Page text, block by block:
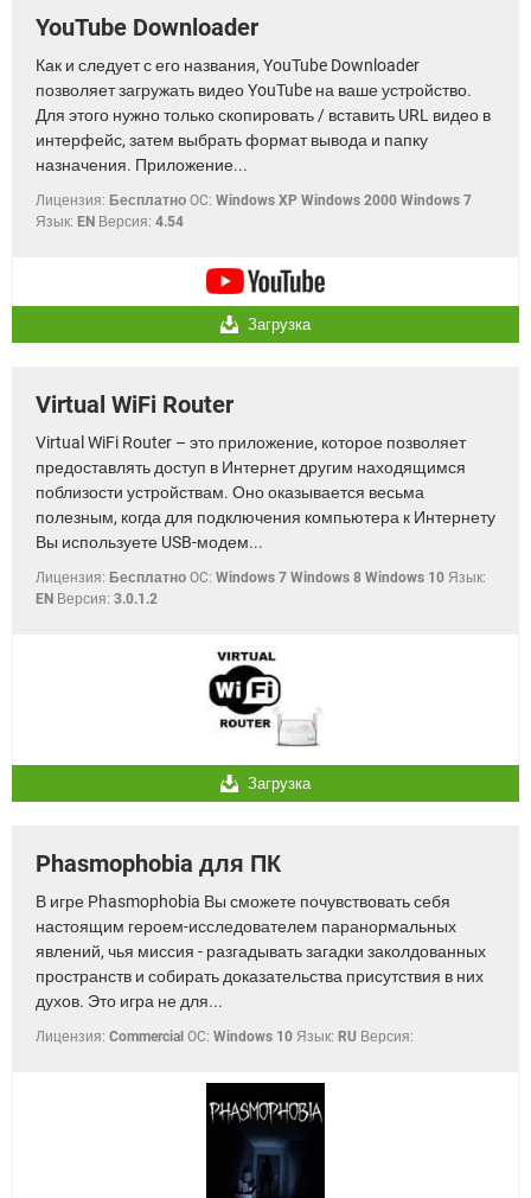
YouTube Downloader
Как и следует с его названия, YouTube Downloader
позволяет загружать видео YouTube на ваше устройство.
Для этого нужно только скопировать / вставить URL видео в
интерфейс, затем выбрать формат вывода и папку
назначения. Приложение...
Лицензия: Бесплатно OC: Windows XP Windows 2000 Windows 7
Язык: EN Версия: 4.54
Загрузка
Virtual WiFi Router
Virtual WiFi Router – это приложение, которое позволяет
предоставлять доступ в Интернет другим находящимся
поблизости устройствам. Оно оказывается весьма
полезным, когда для подключения компьютера к Интернету
Вы используете USB-модем...
Лицензия: Бесплатно OC: Windows 7 Windows 8 Windows 10 Язык:
EN Версия: 3.0.1.2
Загрузка
Phasmophobia для ПК
В игре Phasmophobia Вы сможете почувствовать себя
настоящим героем-исследователем паранормальных
явлений, чья миссия - разгадывать загадки заколдованных
пространств и собирать доказательства присутствия в них
духов. Это игра не для...
Лицензия: Commercial OC: Windows 10 Язык: RU Версия: